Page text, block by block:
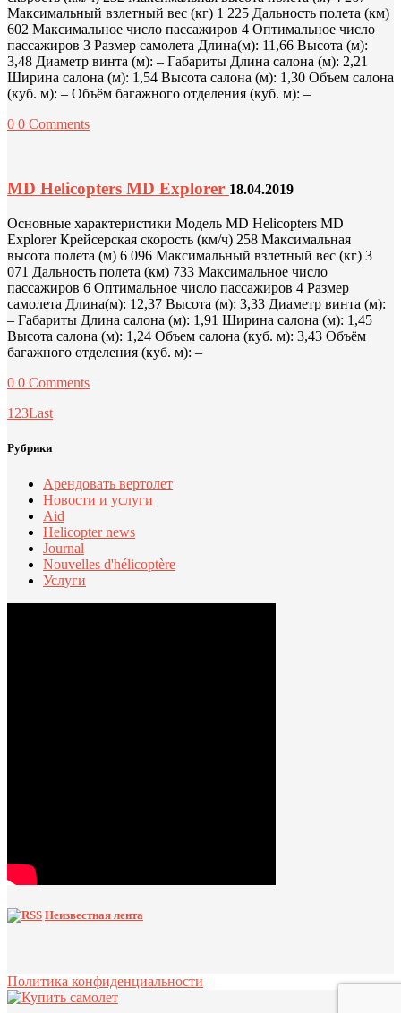
Максимальный взлетный вес (кг) 1 225 Дальность полета (км)
602 Максимальное число пассажиров 4 Оптимальное число
пассажиров 3 Размер самолета Длина(м): 11,66 Высота (м):
3,48 Диаметр винта (м): – Габариты Длина салона (м): 2,21
Ширина салона (м): 1,54 Высота салона (м): 1,30 Объем салона
(куб. м): – Объём багажного отделения (куб. м): –
0 0 Comments
MD Helicopters MD Explorer 18.04.2019
Основные характеристики Модель MD Helicopters MD
Explorer Крейсерская скорость (км/ч) 258 Максимальная
высота полета (м) 6 096 Максимальный взлетный вес (кг) 3
071 Дальность полета (км) 733 Максимальное число
пассажиров 6 Оптимальное число пассажиров 4 Размер
самолета Длина(м): 12,37 Высота (м): 3,33 Диаметр винта (м):
– Габариты Длина салона (м): 1,91 Ширина салона (м): 1,45
Высота салона (м): 1,24 Объем салона (куб. м): 3,43 Объём
багажного отделения (куб. м): –
0 0 Comments
1 23Last
Рубрики
Арендовать вертолет
Новости и услуги
Aid
Helicopter news
Journal
Nouvelles d'hélicoptère
Услуги
Неизвестная лента
Политика конфиденциальности